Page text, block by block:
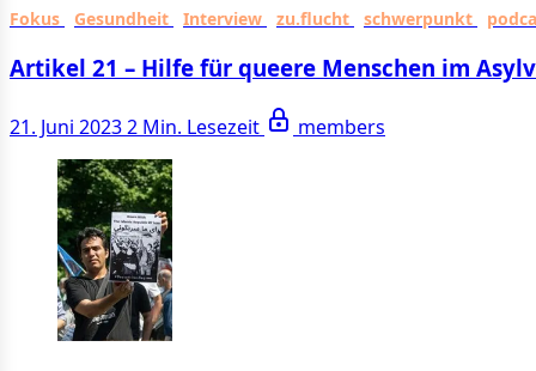
Fokus Gesundheit Interview zu.flucht schwerpunkt
Artikel 21 – Hilfe für queere Menschen im
21. Juni 20232 Min. Lesezeit members